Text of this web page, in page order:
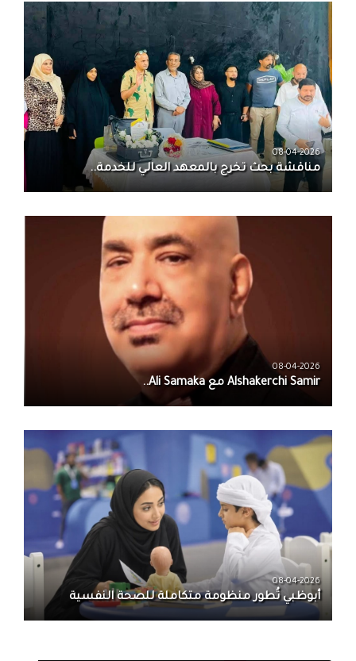
08-04-2026
مناقشة بحث تخرج بالمعهد العالي للخدمة..
08-04-2026
08-04-2026
أبوظبي تُطور منظومة متكاملة للصحة النفسية